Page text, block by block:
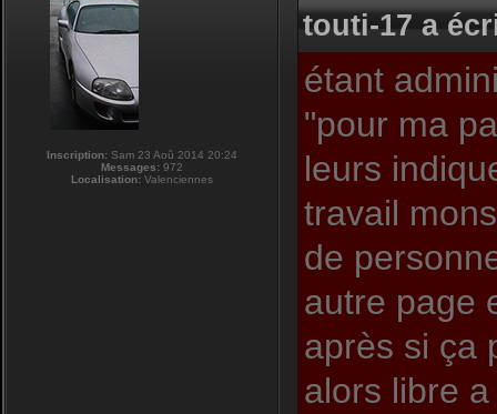
Inscription: Sam 23 Aoû 2014 20:24
Messages: 972
Localisation: Valenciennes
touti-17 a
étant
"pour ma
leurs
travail
de
autre page
après si ça
alors libre